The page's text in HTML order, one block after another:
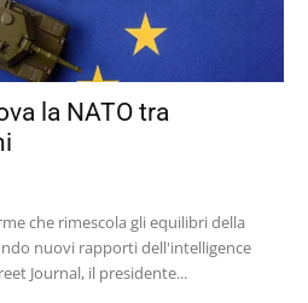
la NATO tra
che rimescola gli equilibri della
nuovi rapporti dell'intelligence
Journal, il presidente...